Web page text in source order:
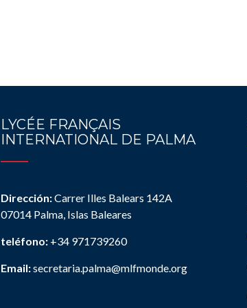
LYCÉE FRANÇAIS
INTERNATIONAL DE PALMA
Dirección:Carrer Illes Balears 142A
07014 Palma, Islas Baleares
teléfono: +34 971739260
Email:secretaria.palma@mlfmonde.org